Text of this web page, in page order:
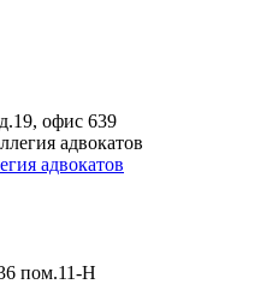
офис 639
адвокатов
пом.11-Н